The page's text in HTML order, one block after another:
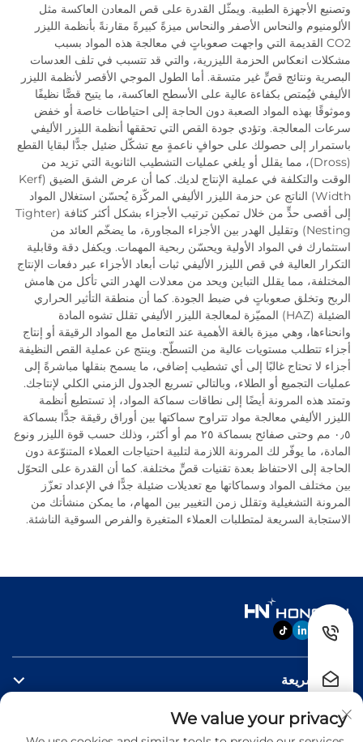
وتصنيع الأجهزة الطبية. ويمثّل القدرة على قص المعادن العاكسة مثل
الألومنيوم والنحاس الأصفر والنحاس ميزةً كبيرةً مقارنةً بأنظمة الليزر
CO2 القديمة التي واجهت صعوباتٍ في معالجة هذه المواد بسبب
مشكلات انعكاس الحزمة الليزرية، والتي قد تتسبب في تلف العدسات
البصرية ونتائج قصٍّ غير متسقة. أما الطول الموجي الأقصر لأنظمة الليزر
الأليفي فيُمتص بكفاءة عالية على الأسطح العاكسة، ما يتيح قصًّا نظيفًا
وموثوقًا بهذه المواد الصعبة دون الحاجة إلى احتياطات خاصة أو خفض
سرعات المعالجة. وتؤدي جودة القص التي تحققها أنظمة الليزر الأليفي
باستمرار إلى حصولك على حوافٍ ناعمةٍ مع تشكّل ضئيل جدًّا لبقايا القطع
(Dross)، مما يقلل أو يلغي عمليات التشطيب الثانوية التي تزيد من
الوقت والتكلفة في عملية الإنتاج لديك. كما أن عرض الشق الضيق (Kerf
Width) الناتج عن حزمة الليزر الأليفي المركّزة يُحسّن استغلال المواد
إلى أقصى حدٍّ من خلال تمكين ترتيب الأجزاء بشكل أكثر كثافة (Tighter
Nesting) وتقليل الهدر بين الأجزاء المجاورة، ما يضخّم العائد من
استثمارك في المواد الأولية ويحسّن ربحية المهمات. ويكفل دقة وقابلية
التكرار العالية في قص الليزر الأليفي ثبات أبعاد الأجزاء عبر دفعات الإنتاج
المختلفة، مما يقلل التباين ويحد من معدلات الهدر التي تأكل من هامش
الربح وتخلق صعوباتٍ في ضبط الجودة. كما أن منطقة التأثير الحراري
الضئيلة (HAZ) المميّزة لمعالجة الليزر الأليفي تقلل تشوه المادة
وانحناءها، وهي ميزة بالغة الأهمية عند التعامل مع المواد الرقيقة أو إنتاج
أجزاء تتطلب مستويات عالية من التسطّح. وينتج عن عملية القص النظيفة
أجزاء لا تحتاج غالبًا إلى أي تشطيب إضافي، ما يسمح بنقلها مباشرةً إلى
عمليات التجميع أو الطلاء، وبالتالي تسريع الجدول الزمني الكلي لإنتاجك.
وتمتد هذه المرونة أيضًا إلى نطاقات سماكة المواد، إذ تستطيع أنظمة
الليزر الأليفي معالجة مواد تتراوح سماكتها بين أوراق رقيقة جدًّا بسماكة
٠٫٥ مم وحتى صفائح بسماكة ٢٥ مم أو أكثر، وذلك حسب قوة الليزر ونوع
المادة، ما يوفّر لك المرونة اللازمة لتلبية احتياجات العملاء المتنوّعة دون
الحاجة إلى الاحتفاظ بعدة تقنيات قصٍّ مختلفة. كما أن القدرة على التحوّل
بين مختلف المواد وسماكاتها مع تعديلات ضئيلة جدًّا في الإعداد تعزّز
المرونة التشغيلية وتقلل زمن التغيير بين المهام، ما يمكن منشأتك من
الاستجابة السريعة لمتطلبات العملاء المتغيرة والفرص السوقية الناشئة.
روابط سريعة
منتجات
We value your privacy